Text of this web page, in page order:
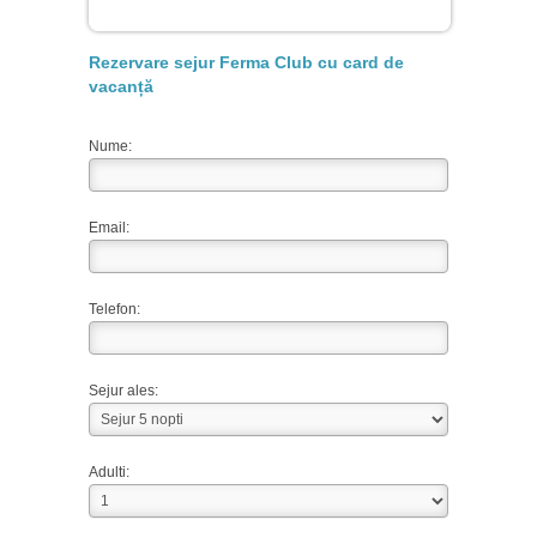
Rezervare sejur Ferma Club cu card de
vacanță
Nume:
Email:
Telefon:
Sejur ales:
Adulti: